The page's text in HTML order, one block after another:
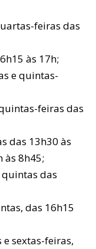
feiras das
às 17h;
e quintas-
feiras das
das 13h30 às
às 8h45;
quintas das
das 16h15
sextas-feiras,